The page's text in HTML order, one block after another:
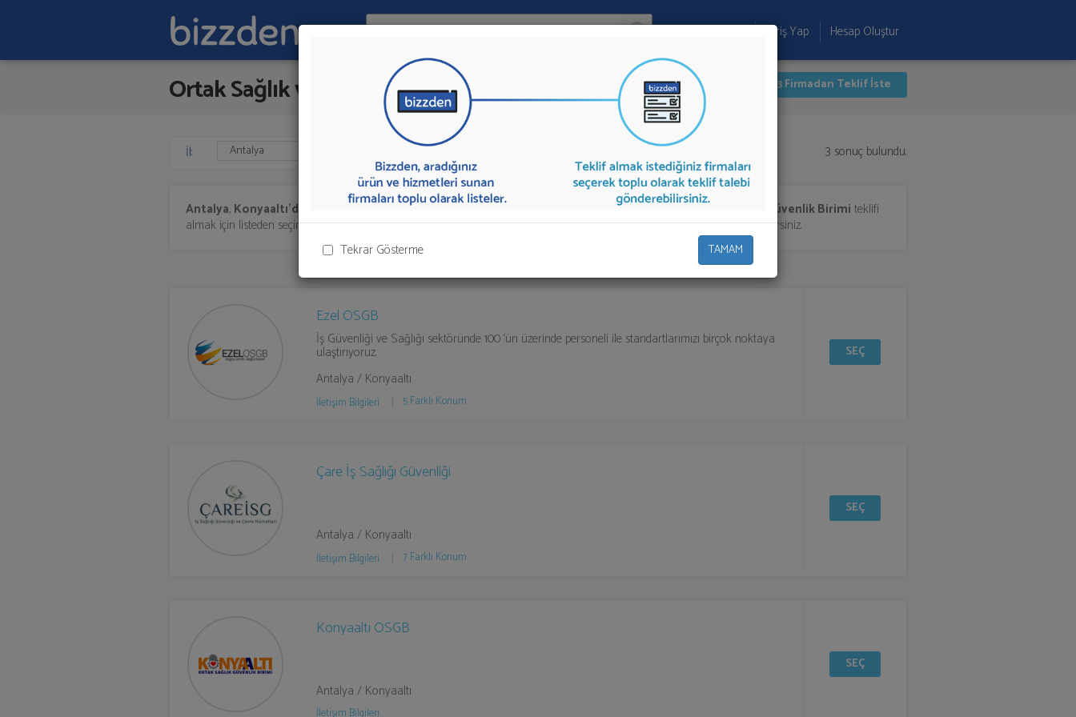
Tekrar Gösterme TAMAM
Ara:
Firma Ekle Giriş Yap Hesap Oluştur
Ortak Sağlık ve Güvenlik Birimi İlk 3 Firmadan Teklif İste
İl: 3 sonuç bulundu.
Antalya, Konyaaltı'da Ortak Sağlık ve Güvenlik Birimisunan firmalar aşağıda listelenmektedir.Ortak Sağlık ve Güvenlik Birimi teklifi
almak için listeden seçim yapıp ya da "İlk 5 Firmadan Teklif İste" kısmından toplu olarak teklif talebinizi firmalara aktarabilirsiniz.
Ezel OSGB
İş Güvenliği ve Sağlığı sektöründe 100 ‘ün üzerinde personeli ile standartlarımızı birçok noktaya
ulaştırıyoruz.
Antalya / Konyaaltı
İletişim Bilgileri 5 Farklı Konum
SEÇ
Çare İş Sağlığı Güvenliği
Antalya / Konyaaltı
İletişim Bilgileri 7 Farklı Konum
SEÇ
Konyaaltı OSGB
Antalya / Konyaaltı
İletişim Bilgileri
SEÇ